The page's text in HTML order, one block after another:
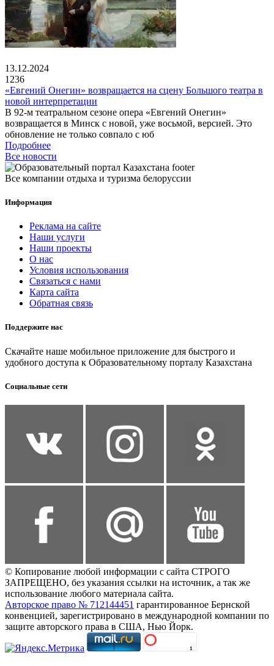
13.12.2024
1236
«Евгений Онегин» возвращается на сцену Большого театра в
новой интерпретации
В 92-м театральном сезоне опера «Евгений Онегин»
возвращается в Минск с новой, уже восьмой, версией. Это
обновление не только совпало с юб
Подробнее
Все новости
Все компании отдыха и туризма белоруссии
Информация
Реклама на сайте
Наши услуги
Наши проекты
О нас
Условия использования
Связаться с нами
Карта сайта
Обратная связь
Поддержите нас
Скачайте наше мобильное приложение для быстрого и
удобного доступа к Образовательному порталу Казахстана
Социальные сети
© Копирование любой информации с сайта СТРОГО
ЗАПРЕЩЕНО, без указания ссылки на источник, а так же
использование любого материала сайта.
Авторское право № 712144451 гарантированное Бернской
конвенцией, зарегистрировано в международной компании по
защите авторского права в США, Нью Йорк.